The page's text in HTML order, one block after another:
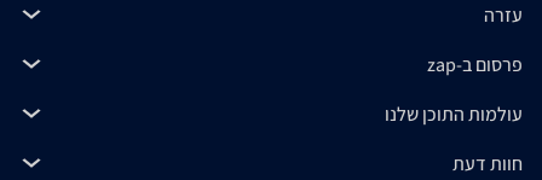
עזרה
פרסום ב-zap
עולמות התוכן שלנו
חוות דעת